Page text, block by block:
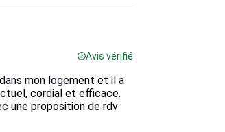
Avis vérifié
mon logement et il a
cordial et efficace.
une proposition de rdv